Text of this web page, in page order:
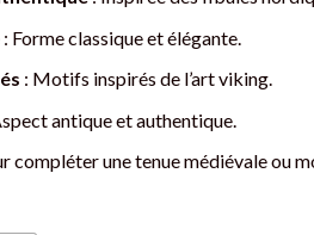
: Forme classique et élégante.
: Motifs inspirés de l’art viking.
antique et authentique.
compléter une tenue médiévale ou